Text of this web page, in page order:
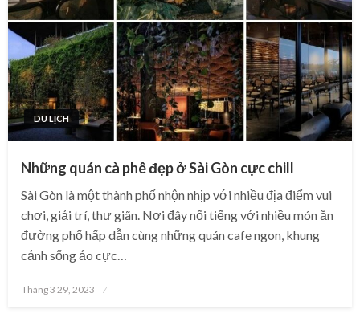
DU LỊCH
Những quán cà phê đẹp ở Sài Gòn cực chill
Sài Gòn là một thành phố nhộn nhịp với nhiều địa điểm vui
chơi, giải trí, thư giãn. Nơi đây nổi tiếng với nhiều món ăn
đường phố hấp dẫn cùng những quán cafe ngon, khung
cảnh sống ảo cực…
Posted
Tháng 3 29, 2023